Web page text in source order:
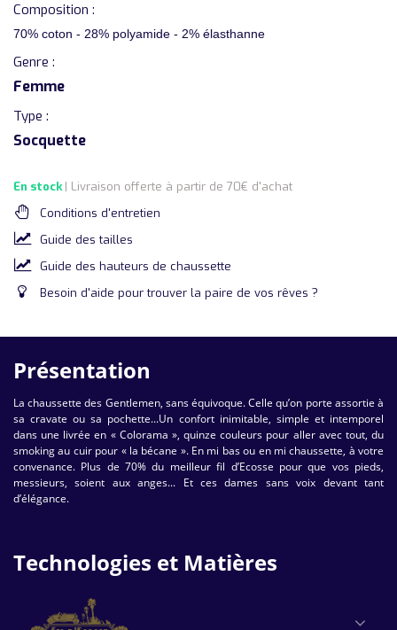
Composition :
70% coton - 28% polyamide - 2% élasthanne
Genre :
Femme
Type :
Socquette
En stock| Livraison offerte à partir de 70€ d'achat
Conditions d'entretien
Guide des tailles
Guide des hauteurs de chaussette
Besoin d'aide pour trouver la paire de vos rêves ?
Présentation
La chaussette des Gentlemen, sans équivoque. Celle qu’on porte assortie à
sa cravate ou sa pochette...Un confort inimitable, simple et intemporel
dans une livrée en « Colorama », quinze couleurs pour aller avec tout, du
smoking au cuir pour « la bécane ». En mi bas ou en mi chaussette, à votre
convenance. Plus de 70% du meilleur fil d’Ecosse pour que vos pieds,
messieurs, soient aux anges... Et ces dames sans voix devant tant
d’élégance.
Technologies et Matières